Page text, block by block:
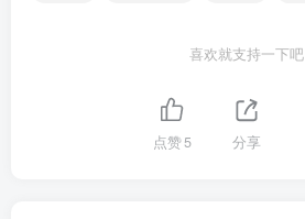
喜欢就支持一下吧
点赞5 分享